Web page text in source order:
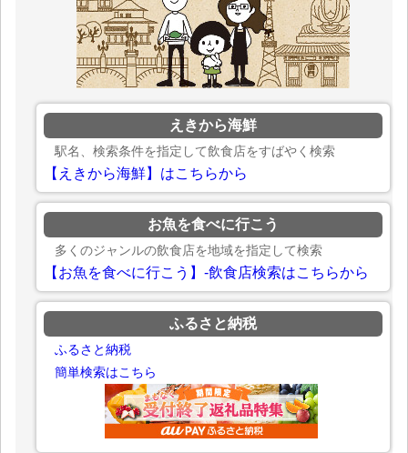
えきから海鮮
駅名、検索条件を指定して飲食店をすばやく検索
【えきから海鮮】はこちらから
お魚を食べに行こう
多くのジャンルの飲食店を地域を指定して検索
【お魚を食べに行こう】-飲食店検索はこちらから
ふるさと納税
ふるさと納税
簡単検索はこちら